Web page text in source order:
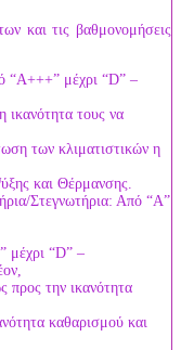
και τις βαθμονομήσεις
“A+++” μέχρι “D” –
τους να
των κλιματιστικών η
και Θέρμανσης.
Στεγνωτήρια: Από “A”
μέχρι “D” –
την ικανότητα
καθαρισμού και